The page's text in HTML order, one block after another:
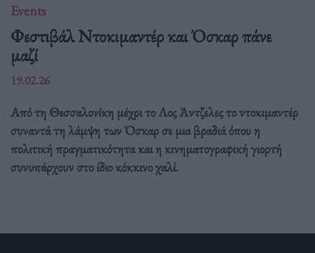
Events
Φεστιβάλ Ντοκιμαντέρ και Όσκαρ πάνε
μαζί
19.02.26
Από τη Θεσσαλονίκη μέχρι το Λος Άντζελες το ντοκιμαντέρ
συναντά τη λάμψη των Όσκαρ σε μια βραδιά όπου η
πολιτική πραγματικότητα και η κινηματογραφική γιορτή
συνυπάρχουν στο ίδιο κόκκινο χαλί.